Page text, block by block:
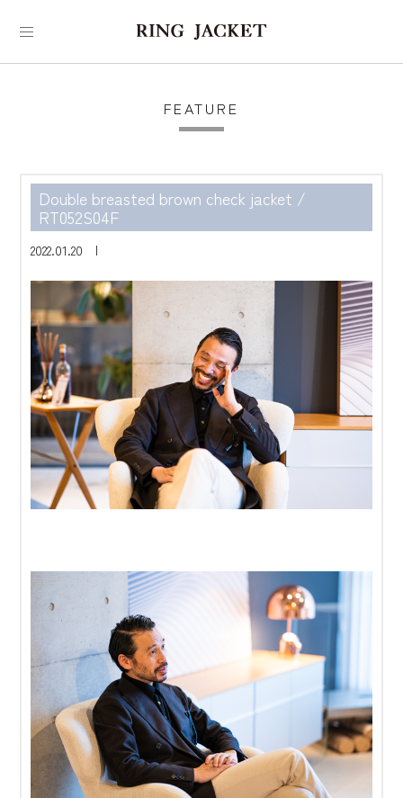
FEATURE
Double breasted brown check jacket /
RT052S04F
2022.01.20 |